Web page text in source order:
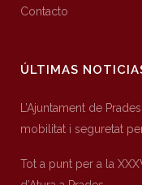
Contacto
ÚLTIMAS
L’Ajuntament de
mobilitat i seguretat
Tot a punt per a la